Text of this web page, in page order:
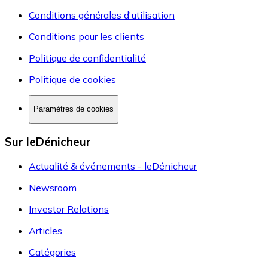
Conditions générales d'utilisation
Conditions pour les clients
Politique de confidentialité
Politique de cookies
Paramètres de cookies
Sur leDénicheur
Actualité & événements - leDénicheur
Newsroom
Investor Relations
Articles
Catégories